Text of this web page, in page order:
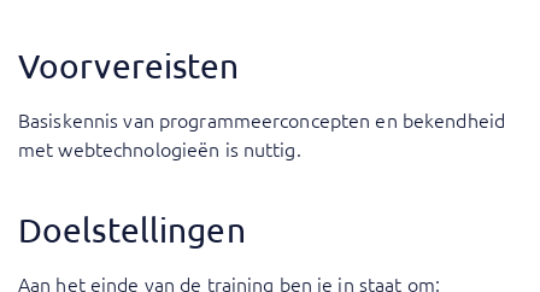
Voorvereisten
Basiskennis van programmeerconcepten en bekendheid
met webtechnologieën is nuttig.
Doelstellingen
Aan het einde van de training ben je in staat om: